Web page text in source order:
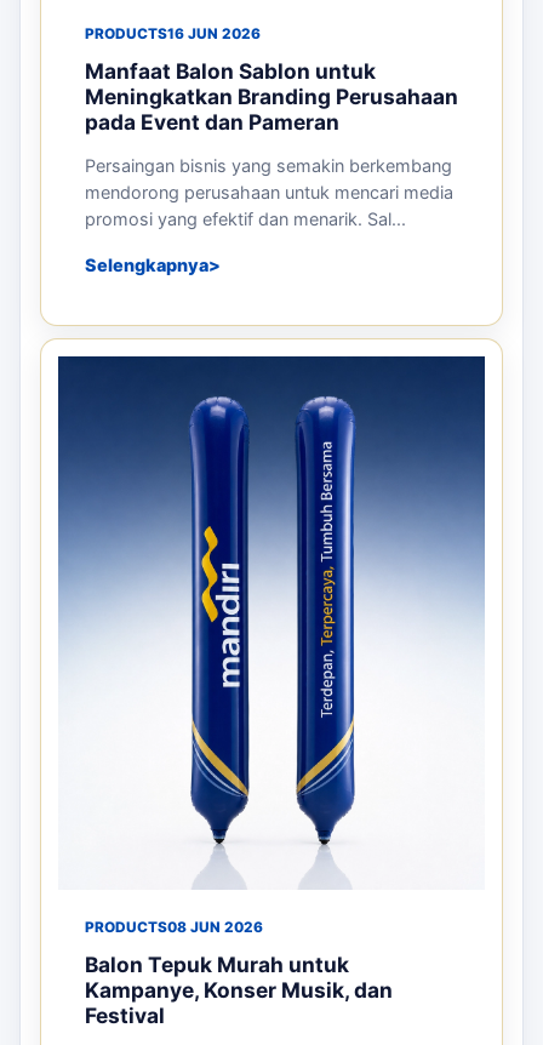
PRODUCTS16 JUN 2026
Manfaat Balon Sablon untuk
Meningkatkan Branding Perusahaan
pada Event dan Pameran
Persaingan bisnis yang semakin berkembang
mendorong perusahaan untuk mencari media
promosi yang efektif dan menarik. Sal...
Selengkapnya
PRODUCTS08 JUN 2026
Balon Tepuk Murah untuk
Kampanye, Konser Musik, dan
Festival